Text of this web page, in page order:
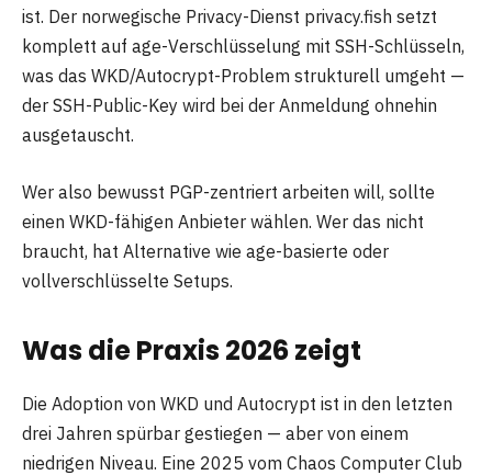
ist. Der norwegische Privacy-Dienst privacy.fish setzt
komplett auf age-Verschlüsselung mit SSH-Schlüsseln,
was das WKD/Autocrypt-Problem strukturell umgeht —
der SSH-Public-Key wird bei der Anmeldung ohnehin
ausgetauscht.
Wer also bewusst PGP-zentriert arbeiten will, sollte
einen WKD-fähigen Anbieter wählen. Wer das nicht
braucht, hat Alternative wie age-basierte oder
vollverschlüsselte Setups.
Was die Praxis 2026 zeigt
Die Adoption von WKD und Autocrypt ist in den letzten
drei Jahren spürbar gestiegen — aber von einem
niedrigen Niveau. Eine 2025 vom Chaos Computer Club